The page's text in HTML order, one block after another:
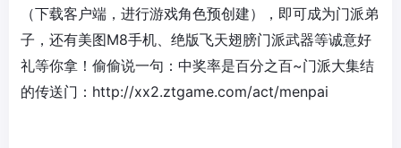
（下载客户端，进行游戏角色预创建），即可成为门派弟
子，还有美图M8手机、绝版飞天翅膀门派武器等诚意好
礼等你拿！偷偷说一句：中奖率是百分之百~门派大集结
的传送门：http://xx2.ztgame.com/act/menpai